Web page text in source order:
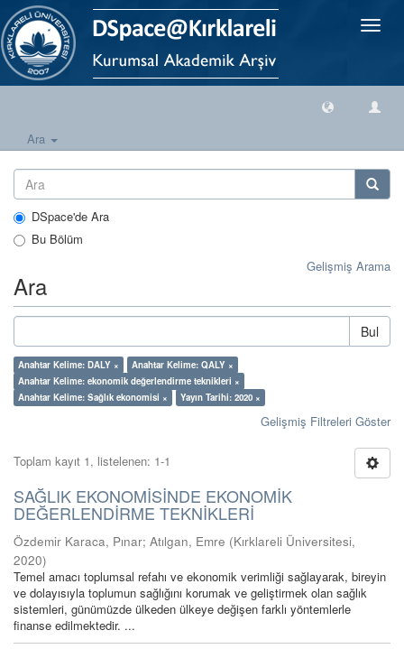
Geçiş
Ara
DSpace'de Ara
Bu Bölüm
Gelişmiş Arama
Ara
Bul
Anahtar Kelime: DALY ×
Anahtar Kelime: QALY ×
Anahtar Kelime: ekonomik değerlendirme teknikleri ×
Anahtar Kelime: Sağlık ekonomisi ×
Yayın Tarihi: 2020 ×
Gelişmiş Filtreleri Göster
Toplam kayıt 1, listelenen: 1-1
SAĞLIK EKONOMİSİNDE EKONOMİK
DEĞERLENDİRME TEKNİKLERİ
Özdemir Karaca, Pınar; Atılgan, Emre (Kırklareli Üniversitesi,
2020)
Temel amacı toplumsal refahı ve ekonomik verimliği sağlayarak, bireyin
ve dolayısıyla toplumun sağlığını korumak ve geliştirmek olan sağlık
sistemleri, günümüzde ülkeden ülkeye değişen farklı yöntemlerle
finanse edilmektedir. ...